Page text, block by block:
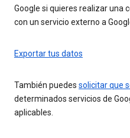
Google si quieres realizar una
con un servicio externo a
Exportar tus datos
También puedes solicitar que
determinados servicios de
aplicables.